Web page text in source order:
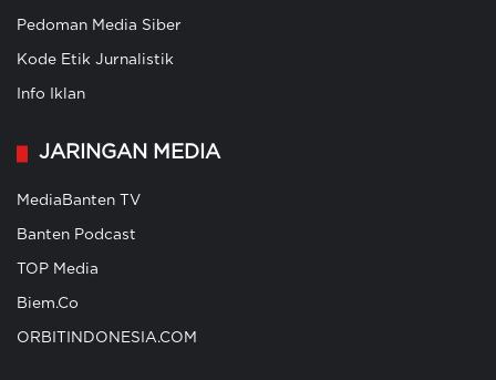
Pedoman Media Siber
Kode Etik Jurnalistik
Info Iklan
JARINGAN MEDIA
MediaBanten TV
Banten Podcast
TOP Media
Biem.Co
ORBITINDONESIA.COM